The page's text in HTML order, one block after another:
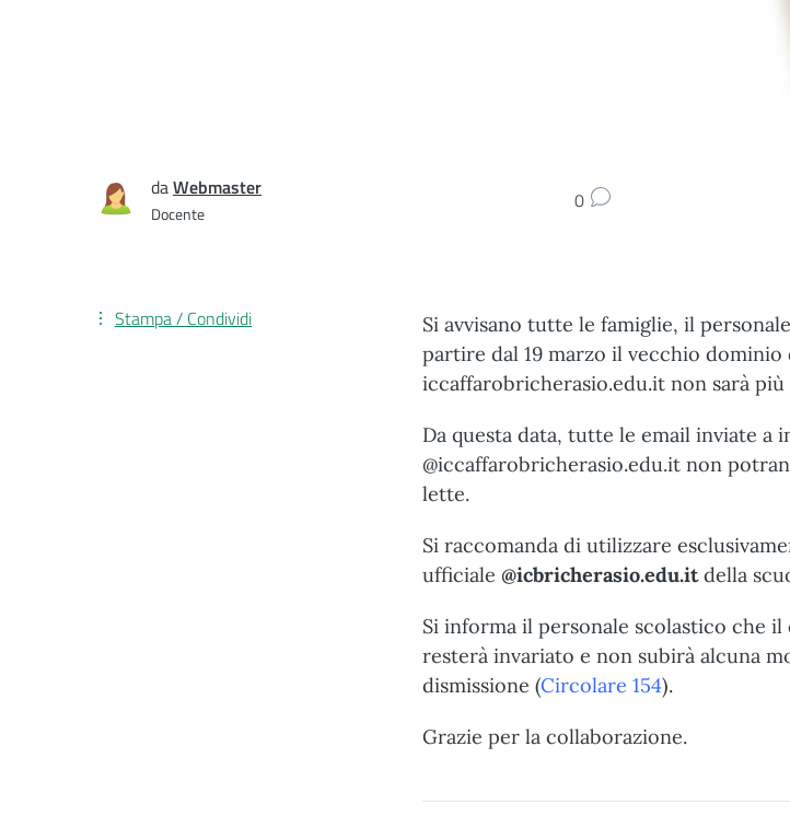
daWebmaster
Docente 0
Si avvisano tutte le famiglie, il
partire dal 19 marzo il vecchio dominio
iccaffarobricherasio.edu.it non sarà
Da questa data, tutte le email inviate
@iccaffarobricherasio.edu.it non
lette.
Si raccomanda di utilizzare
ufficiale @icbricherasio.edu.itdella
Si informa il personale scolastico che
resterà invariato e non subirà alcuna
dismissione (Circolare 154).
Grazie per la collaborazione.
Stampa / Condividi